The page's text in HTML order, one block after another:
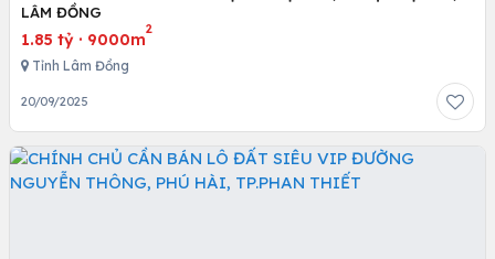
LÂM ĐỒNG
1.85 tỷ · 9000m
2
Tỉnh Lâm Đồng
20/09/2025